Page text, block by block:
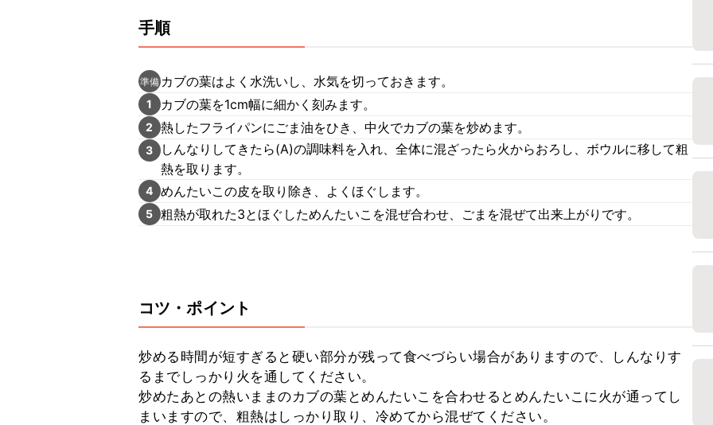
手順
準備 カブの葉はよく水洗いし、水気を切っておきます。
1 カブの葉を1cm幅に細かく刻みます。
2 熱したフライパンにごま油をひき、中火でカブの葉を炒めます。
3
しんなりしてきたら(A)の調味料を入れ、全体に混ざったら火からおろし、ボウルに移して粗
熱を取ります。
4 めんたいこの皮を取り除き、よくほぐします。
5 粗熱が取れた3とほぐしためんたいこを混ぜ合わせ、ごまを混ぜて出来上がりです。
コツ・ポイント
炒める時間が短すぎると硬い部分が残って食べづらい場合がありますので、しんなりす
るまでしっかり火を通してください。
炒めたあとの熱いままのカブの葉とめんたいこを合わせるとめんたいこに火が通ってし
まいますので、粗熱はしっかり取り、冷めてから混ぜてください。